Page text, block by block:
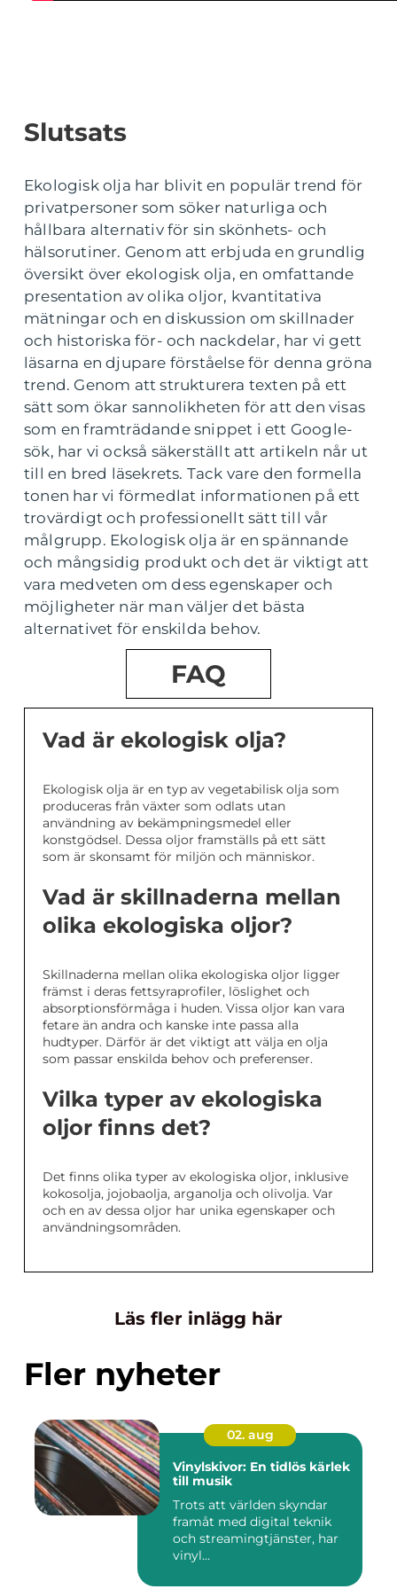
Slutsats
Ekologisk olja har blivit en populär trend för
privatpersoner som söker naturliga och
hållbara alternativ för sin skönhets- och
hälsorutiner. Genom att erbjuda en grundlig
översikt över ekologisk olja, en omfattande
presentation av olika oljor, kvantitativa
mätningar och en diskussion om skillnader
och historiska för- och nackdelar, har vi gett
läsarna en djupare förståelse för denna gröna
trend. Genom att strukturera texten på ett
sätt som ökar sannolikheten för att den visas
som en framträdande snippet i ett Google-
sök, har vi också säkerställt att artikeln når ut
till en bred läsekrets. Tack vare den formella
tonen har vi förmedlat informationen på ett
trovärdigt och professionellt sätt till vår
målgrupp. Ekologisk olja är en spännande
och mångsidig produkt och det är viktigt att
vara medveten om dess egenskaper och
möjligheter när man väljer det bästa
alternativet för enskilda behov.
FAQ
Vad är ekologisk olja?
Ekologisk olja är en typ av vegetabilisk olja som
produceras från växter som odlats utan
användning av bekämpningsmedel eller
konstgödsel. Dessa oljor framställs på ett sätt
som är skonsamt för miljön och människor.
Vad är skillnaderna mellan
olika ekologiska oljor?
Skillnaderna mellan olika ekologiska oljor ligger
främst i deras fettsyraprofiler, löslighet och
absorptionsförmåga i huden. Vissa oljor kan vara
fetare än andra och kanske inte passa alla
hudtyper. Därför är det viktigt att välja en olja
som passar enskilda behov och preferenser.
Vilka typer av ekologiska
oljor finns det?
Det finns olika typer av ekologiska oljor, inklusive
kokosolja, jojobaolja, arganolja och olivolja. Var
och en av dessa oljor har unika egenskaper och
användningsområden.
Läs fler inlägg här
Fler nyheter
02. aug
Vinylskivor: En tidlös kärlek
till musik
Trots att världen skyndar
framåt med digital teknik
och streamingtjänster, har
vinyl...